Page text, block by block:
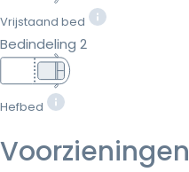
Vrijstaand bed
Bedindeling 2
Hefbed
Voorzieningen